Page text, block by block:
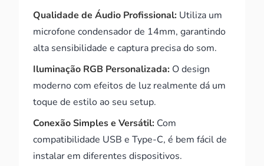
Qualidade de Áudio Profissional: Utiliza um
microfone condensador de 14mm, garantindo
alta sensibilidade e captura precisa do som.
Iluminação RGB Personalizada: O design
moderno com efeitos de luz realmente dá um
toque de estilo ao seu setup.
Conexão Simples e Versátil: Com
compatibilidade USB e Type-C, é bem fácil de
instalar em diferentes dispositivos.